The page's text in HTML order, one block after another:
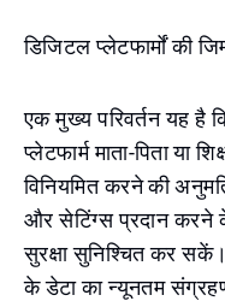
डिजिटल प्लेटफार्मों की
एक मुख्य परिवर्तन यह है
प्लेटफार्म माता-पिता या
विनियमित करने की
और सेटिंग्स प्रदान करने
सुरक्षा सुनिश्चित कर
के डेटा का न्यूनतम